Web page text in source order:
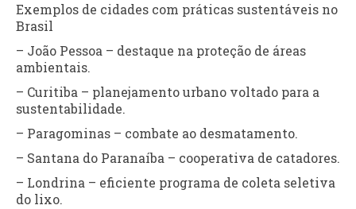
Exemplos de cidades com práticas sustentáveis no
Brasil
– João Pessoa – destaque na proteção de áreas
ambientais.
– Curitiba – planejamento urbano voltado para a
sustentabilidade.
– Paragominas – combate ao desmatamento.
– Santana do Paranaíba – cooperativa de catadores.
– Londrina – eficiente programa de coleta seletiva
do lixo.